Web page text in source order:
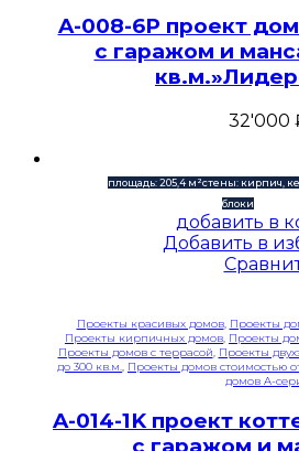
A-008-6P проект
с гаражом и
32'000
площадь: 205,4 м²стены: кирпич,
блоки
добавить в
Добавить в
Проекты красивых домов, Проекты
Проекты кирпичных домов, Проекты
Проекты домов с террасой, Проекты
до 300 кв.м., Проекты домов стоимостью
домов A-
A-014-1K проект